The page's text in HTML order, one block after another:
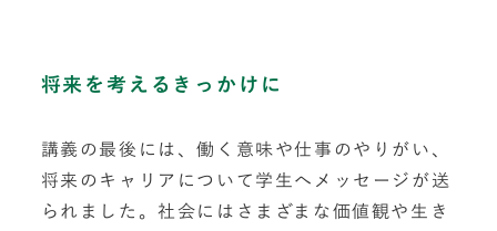
将来を考えるきっかけに
講義の最後には、働く意味や仕事のやりがい、
将来のキャリアについて学生へメッセージが送
られました。社会にはさまざまな価値観や生き